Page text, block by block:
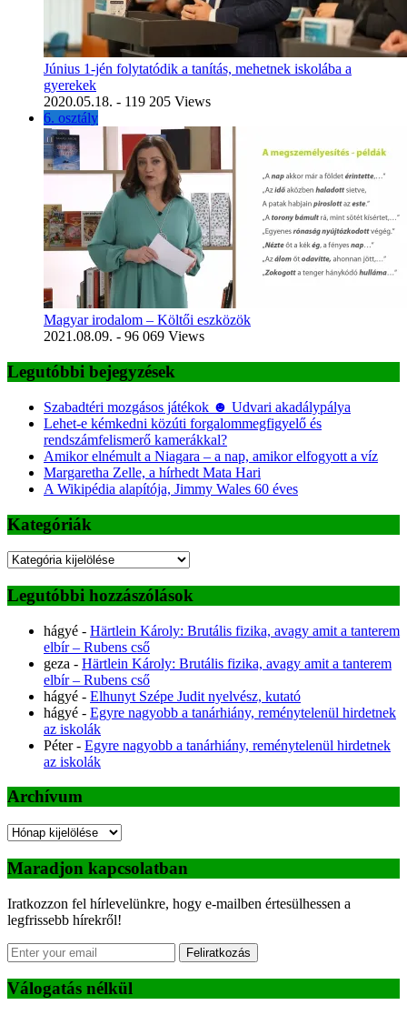
Június 1-jén folytatódik a tanítás, mehetnek iskolába a
gyerekek
2020.05.18. - 119 205 Views
6. osztály
Magyar irodalom – Költői eszközök
2021.08.09. - 96 069 Views
Legutóbbi bejegyzések
Szabadtéri mozgásos játékok ☻ Udvari akadálypálya
Lehet-e kémkedni közúti forgalommegfigyelő és
rendszámfelismerő kamerákkal?
Amikor elnémult a Niagara – a nap, amikor elfogyott a víz
Margaretha Zelle, a hírhedt Mata Hari
A Wikipédia alapítója, Jimmy Wales 60 éves
Kategóriák
Kategóriák
Legutóbbi hozzászólások
hágyé - Härtlein Károly: Brutális fizika, avagy amit a tanterem
elbír – Rubens cső
geza - Härtlein Károly: Brutális fizika, avagy amit a tanterem
elbír – Rubens cső
hágyé - Elhunyt Szépe Judit nyelvész, kutató
hágyé - Egyre nagyobb a tanárhiány, reménytelenül hirdetnek
az iskolák
Péter- Egyre nagyobb a tanárhiány, reménytelenül hirdetnek
az iskolák
Archívum
Archívum
Maradjon kapcsolatban
Iratkozzon fel hírlevelünkre, hogy e-mailben értesülhessen a
legfrissebb hírekről!
Feliratkozás
Válogatás nélkül